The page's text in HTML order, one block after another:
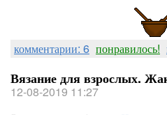
комментарии: 6 понравилось!
Вязание для взрослых.
12-08-2019 11:27